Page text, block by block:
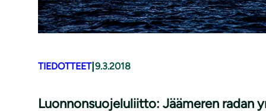
TIEDOTTEET| 9.3.2018
Luon­non­suo­je­lu­liit­to: Jäämeren radan